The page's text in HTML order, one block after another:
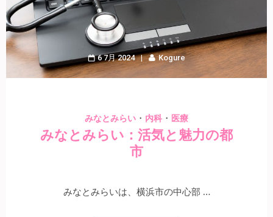
6 7月 2024 Kogure
みなとみらい ・ 内科 ・ 医療
みなとみらい：活気と魅力の都
市
みなとみらいは、横浜市の中心部 …